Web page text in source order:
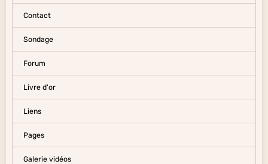
Contact
Sondage
Forum
Livre d'or
Liens
Pages
Galerie vidéos